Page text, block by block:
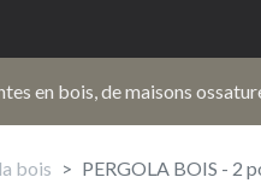
en bois, de maisons
bois PERGOLA BOIS - 2